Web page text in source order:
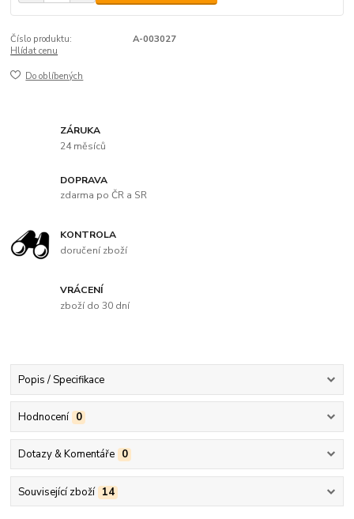
Číslo produktu:
A-003027
Hlídat cenu
Do oblíbených
ZÁRUKA
24 měsíců
DOPRAVA
zdarma po ČR a SR
KONTROLA
doručení zboží
VRÁCENÍ
zboží do 30 dní
Popis / Specifikace
Hodnocení 0
Dotazy & Komentáře 0
Související zboží 14